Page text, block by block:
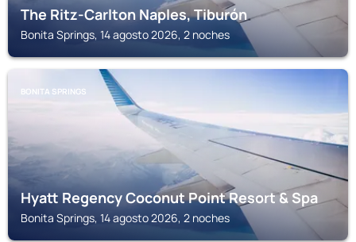
The Ritz-Carlton Naples, Tiburón
Bonita Springs, 14 agosto 2026, 2 noches
BONITA SPRINGS
Hyatt Regency Coconut Point Resort & Spa
Bonita Springs, 14 agosto 2026, 2 noches